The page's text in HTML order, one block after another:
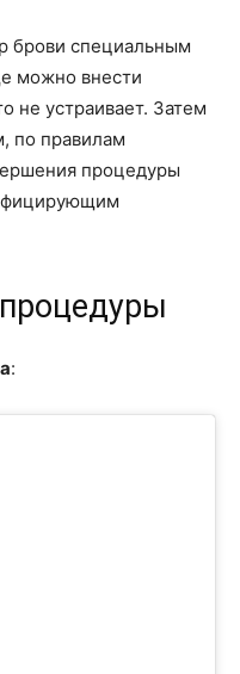
брови специальным
можно внести
не устраивает. Затем
по правилам
процедуры
: